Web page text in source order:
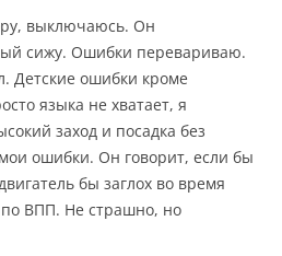
выключаюсь. Он
сижу. Ошибки перевариваю.
Детские ошибки кроме
языка не хватает, я
заход и посадка без
ошибки. Он говорит, если бы
бы заглох во время
ВПП. Не страшно, но